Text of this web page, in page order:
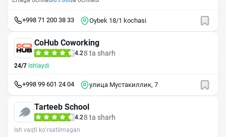
+998 71 200 38 33 Oybek 18/1 kochasi
CoHub Coworking
4.28 ta sharh
24/7 Ishlaydi
+998 99 601 24 04 улица Мустакиллик, 7
Tarteeb School
4.28 ta sharh
Ish vaqti ko‘rsatilmagan